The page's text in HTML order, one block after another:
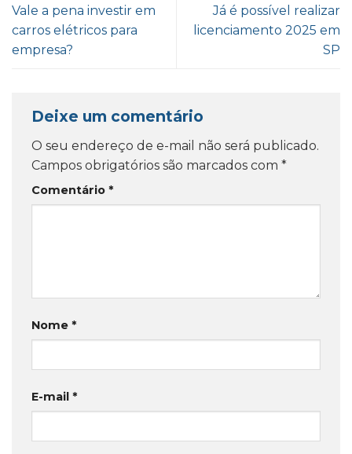
Vale a pena investir em
carros elétricos para
empresa?
Já é possível realizar
licenciamento 2025 em
SP
Deixe um comentário
O seu endereço de e-mail não será publicado.
Campos obrigatórios são marcados com *
Comentário *
Nome *
E-mail *